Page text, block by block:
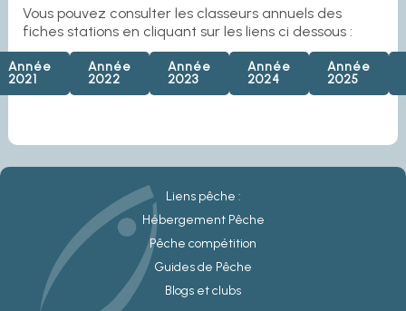
Vous pouvez consulter les classeurs annuels des
fiches stations en cliquant sur les liens ci dessous :
Année
2021
Année
2022
Année
2023
Année
2024
Année
2025
Liens pêche :
Hébergement Pêche
Pêche compétition
Guides de Pêche
Blogs et clubs